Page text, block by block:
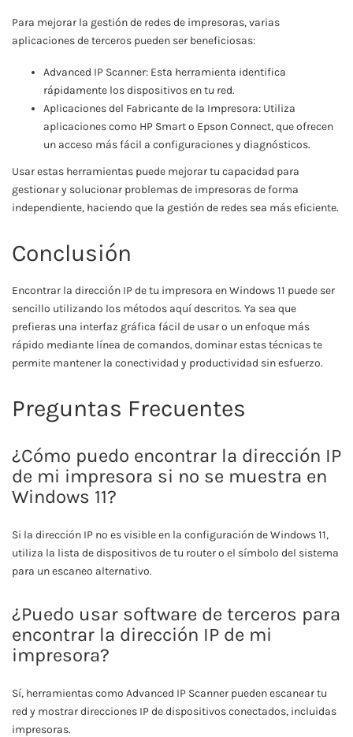
Para mejorar la gestión de redes de impresoras, varias
aplicaciones de terceros pueden ser beneficiosas:
Advanced IP Scanner: Esta herramienta identifica
rápidamente los dispositivos en tu red.
Aplicaciones del Fabricante de la Impresora: Utiliza
aplicaciones como HP Smart o Epson Connect, que ofrecen
un acceso más fácil a configuraciones y diagnósticos.
Usar estas herramientas puede mejorar tu capacidad para
gestionar y solucionar problemas de impresoras de forma
independiente, haciendo que la gestión de redes sea más eficiente.
Conclusión
Encontrar la dirección IP de tu impresora en Windows 11 puede ser
sencillo utilizando los métodos aquí descritos. Ya sea que
prefieras una interfaz gráfica fácil de usar o un enfoque más
rápido mediante línea de comandos, dominar estas técnicas te
permite mantener la conectividad y productividad sin esfuerzo.
Preguntas Frecuentes
¿Cómo puedo encontrar la dirección IP
de mi impresora si no se muestra en
Windows 11?
Si la dirección IP no es visible en la configuración de Windows 11,
utiliza la lista de dispositivos de tu router o el símbolo del sistema
para un escaneo alternativo.
¿Puedo usar software de terceros para
encontrar la dirección IP de mi
impresora?
Sí, herramientas como Advanced IP Scanner pueden escanear tu
red y mostrar direcciones IP de dispositivos conectados, incluidas
impresoras.